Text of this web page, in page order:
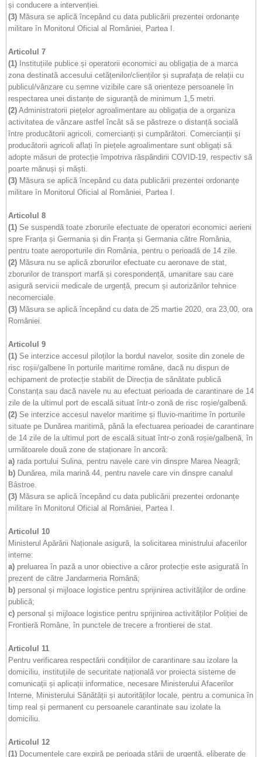
și conducere a intervenției.
(3) Măsura se aplică începând cu data publicării prezentei ordonanțe
militare în Monitorul Oficial al României, Partea I.
Articolul 7
(1) Instituțiile publice și operatorii economici au obligația de a marca
zona destinată accesului cetățenilor/clienților și suprafața de relații cu
publicul/vânzare cu semne vizibile care să orienteze persoanele în
respectarea unei distanțe de siguranță de minimum 1,5 metri.
(2) Administratorii piețelor agroalimentare au obligația de a organiza
activitatea de vânzare astfel încât să se păstreze o distanță socială
între producătorii agricoli, comercianți și cumpărători. Comercianții și
producătorii agricoli aflați în piețele agroalimentare sunt obligați să
adopte măsuri de protecție împotriva răspândirii COVID-19, respectiv să
poarte mănuși și măști.
(3) Măsura se aplică începând cu data publicării prezentei ordonanțe
militare în Monitorul Oficial al României, Partea I.
Articolul 8
(1) Se suspendă toate zborurile efectuate de operatori economici aerieni
spre Franța și Germania și din Franța și Germania către România,
pentru toate aeroporturile din România, pentru o perioadă de 14 zile.
(2) Măsura nu se aplică zborurilor efectuate cu aeronave de stat,
zborurilor de transport marfă și corespondență, umanitare sau care
asigură servicii medicale de urgență, precum și autorizărilor tehnice
necomerciale.
(3) Măsura se aplică începând cu data de 25 martie 2020, ora 23,00, ora
României.
Articolul 9
(1) Se interzice accesul piloților la bordul navelor, sosite din zonele de
risc roșii/galbene în porturile maritime române, dacă nu dispun de
echipament de protecție stabilit de Direcția de sănătate publică
Constanța sau dacă navele nu au efectuat perioada de carantinare de 14
zile de la ultimul port de escală situat într-o zonă de risc roșie/galbenă.
(2) Se interzice accesul navelor maritime și fluvio-maritime în porturile
situate pe Dunărea maritimă, până la efectuarea perioadei de carantinare
de 14 zile de la ultimul port de escală situat într-o zonă roșie/galbenă, în
următoarele două zone de staționare în ancoră:
a) rada portului Sulina, pentru navele care vin dinspre Marea Neagră;
b) Dunărea, mila marină 44, pentru navele care vin dinspre canalul
Bâstroe.
(3) Măsura se aplică începând cu data publicării prezentei ordonanțe
militare în Monitorul Oficial al României, Partea I.
Articolul 10
Ministerul Apărării Naționale asigură, la solicitarea ministrului afacerilor
interne:
a) preluarea în pază a unor obiective a căror protecție este asigurată în
prezent de către Jandarmeria Română;
b) personal și mijloace logistice pentru sprijinirea activităților de ordine
publică;
c) personal și mijloace logistice pentru sprijinirea activităților Poliției de
Frontieră Române, în punctele de trecere a frontierei de stat.
Articolul 11
Pentru verificarea respectării condițiilor de carantinare sau izolare la
domiciliu, instituțiile de securitate națională vor proiecta sisteme de
comunicații și aplicații informatice, necesare Ministerului Afacerilor
Interne, Ministerului Sănătății și autorităților locale, pentru a comunica în
timp real și permanent cu persoanele carantinate sau izolate la
domiciliu.
Articolul 12
(1) Documentele care expiră pe perioada stării de urgență, eliberate de